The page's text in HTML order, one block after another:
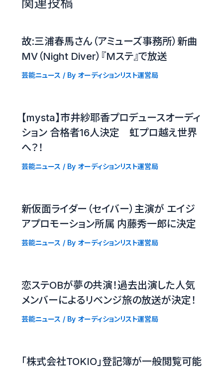
故:三浦春馬さん（アミューズ事務所）新曲
MV（Night Diver）『Mステ』で放送
芸能ニュース / By オーディションリスト運営局
【mysta】市井紗耶香プロデュースオーディ
ション 合格者16人決定 虹プロ越え世界
へ？！
芸能ニュース / By オーディションリスト運営局
新仮面ライダー（セイバー）主演が エイジ
アプロモーション所属 内藤秀一郎に決定
芸能ニュース / By オーディションリスト運営局
恋ステOBが夢の共演！過去出演した人気
メンバーによるリベンジ旅の放送が決定！
芸能ニュース / By オーディションリスト運営局
「株式会社TOKIO」登記簿が一般閲覧可能